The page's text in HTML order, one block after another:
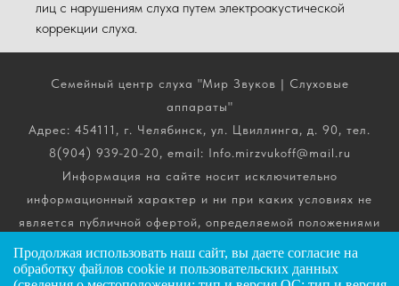
Продолжая использовать наш сайт, вы даете согласие на
обработку файлов cookie и пользовательских данных
лиц с нарушениям слуха путем электроакустической
коррекции слуха.
Семейный центр слуха "Мир Звуков | Слуховые
аппараты"
Адрес: 454111, г. Челябинск, ул. Цвиллинга, д. 90, тел.
8(904) 939-20-20, email: Info.mirzvukoff@mail.ru
Информация на сайте носит исключительно
информационный характер и ни при каких условиях не
является публичной офертой, определяемой положениями
ч. 2 ст. 437 Гражданского кодекса РФ. Получить
подробную информацию о стоимости, комплектации и